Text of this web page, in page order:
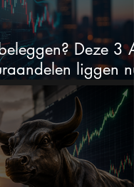
Deze 3
liggen nu